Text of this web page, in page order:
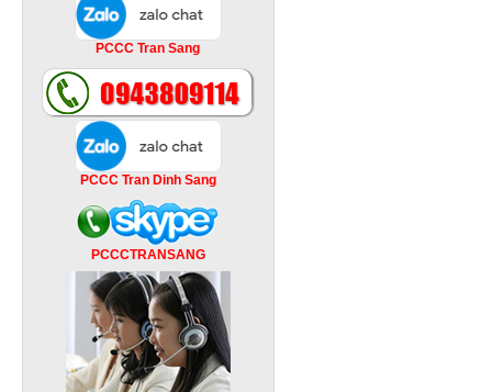
PCCC Tran Sang
PCCC Tran Dinh Sang
PCCCTRANSANG